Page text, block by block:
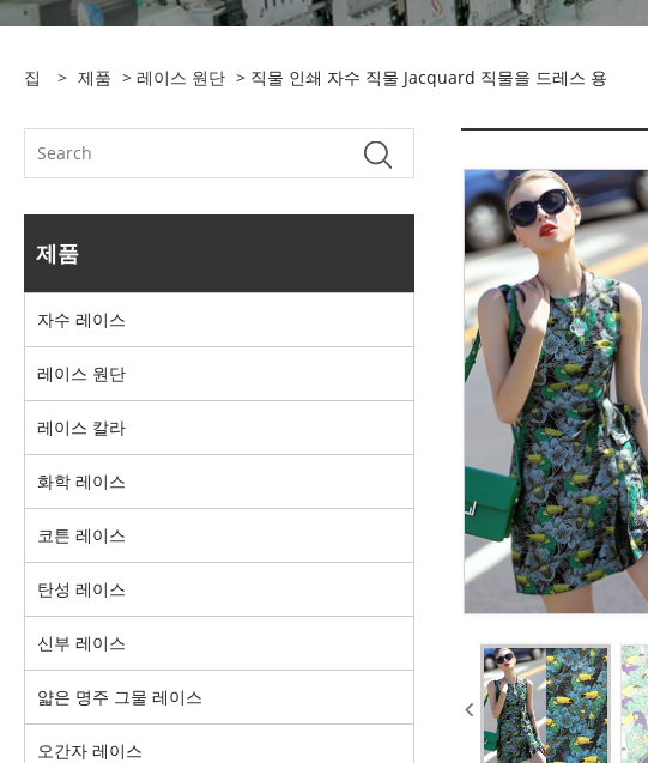
집 > 제품 > 레이스 원단 > 직물 인쇄 자수 직물 Jacquard 직물을 드레스 용
제품
자수 레이스
레이스 원단
레이스 칼라
화학 레이스
코튼 레이스
탄성 레이스
신부 레이스
얇은 명주 그물 레이스
오간자 레이스